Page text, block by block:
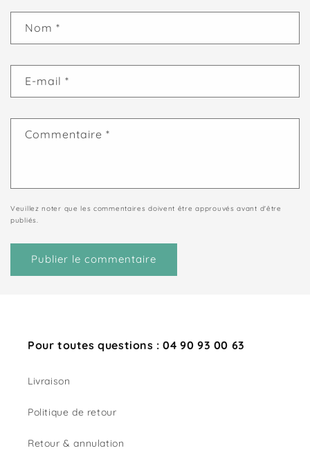
Nom *
E-mail *
Commentaire *
Veuillez noter que les commentaires doivent être approuvés avant d'être
publiés.
Pour toutes questions : 04 90 93 00 63
Livraison
Politique de retour
Retour & annulation